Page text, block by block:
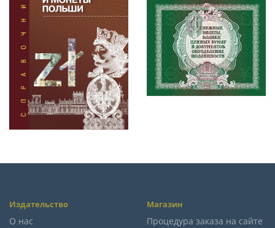
Издательство
О нас
Магазин
Процедура заказа на сайте